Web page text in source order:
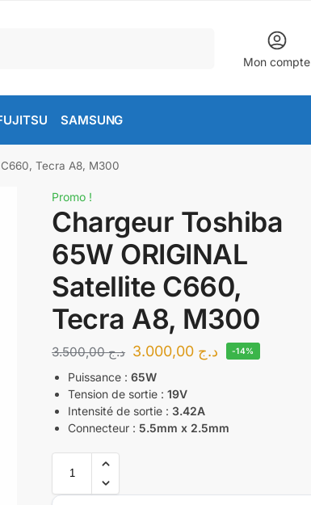
Mon compte
SAMSUNG
Tecra A8, M300
Promo !
Chargeur Toshiba
65W ORIGINAL
Satellite C660,
Tecra A8, M300
د.ج3.500,00 د.ج -14%
Puissance :65W
Tension de sortie :19V
Intensité de sortie :3.42A
Connecteur :5.5mm x 2.5mm